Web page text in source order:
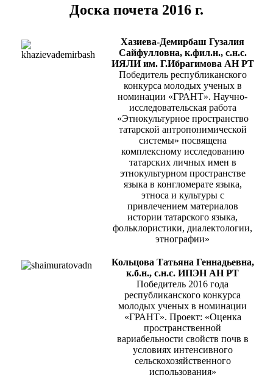
Доска почета 2016 г.
Хазиева-Демирбаш Гузалия
Сайфулловна, к.фил.н., с.н.с.
ИЯЛИ им. Г.Ибрагимова АН РТ
Победитель республиканского
конкурса молодых ученых в
номинации «ГРАНТ». Научно-
исследовательская работа
«Этнокультурное пространство
татарской антропонимической
системы» посвящена
комплексному исследованию
татарских личных имен в
этнокультурном пространстве
языка в конгломерате языка,
этноса и культуры с
привлечением материалов
истории татарского языка,
фольклористики, диалектологии,
этнографии»
Кольцова Татьяна Геннадьевна,
к.б.н., с.н.с. ИПЭН АН РТ
Победитель 2016 года
республиканского конкурса
молодых ученых в номинации
«ГРАНТ». Проект: «Оценка
пространственной
вариабельности свойств почв в
условиях интенсивного
сельскохозяйственного
использования»